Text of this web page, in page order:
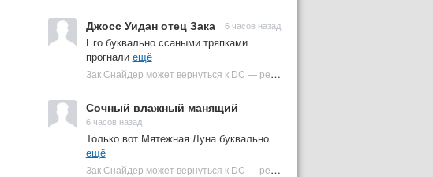
Джосс Уидан отец Зака 6 часов назад
Его буквально ссаными тряпками
прогнали ещё
Зак Снайдер может вернуться к DC — режиссер общался с Warner Bros. (фото) | Plugged In Ru
Сочный влажный манящий
6 часов назад
Только вот Мятежная Луна буквально
ещё
Зак Снайдер может вернуться к DC — режиссер общался с Warner Bros. (фото) | Plugged In Ru